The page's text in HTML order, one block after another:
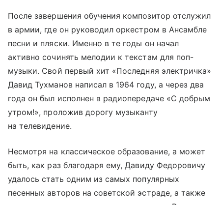
После завершения обучения композитор отслужил
в армии, где он руководил оркестром в Ансамбле
песни и пляски. Именно в те годы он начал
активно сочинять мелодии к текстам для поп-
музыки. Свой первый хит «Последняя электричка»
Давид Тухманов написал в 1964 году, а через два
года он был исполнен в радиопередаче «С добрым
утром!», проложив дорогу музыканту
на телевидение.
Несмотря на классическое образование, а может
быть, как раз благодаря ему, Давиду Федоровичу
удалось стать одним из самых популярных
песенных авторов на советской эстраде, а также